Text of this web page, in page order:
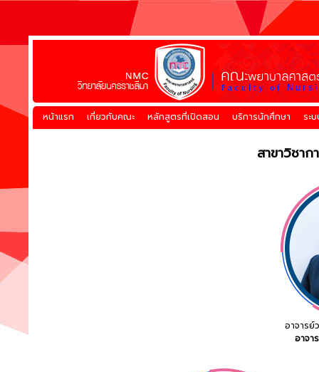
หน้าแรก เกี่ยวกับคณะ หลักสูตรที่เปิดสอน บริการนักศึกษา ระ
สาขาวิชาก
อาจาร
อาจา